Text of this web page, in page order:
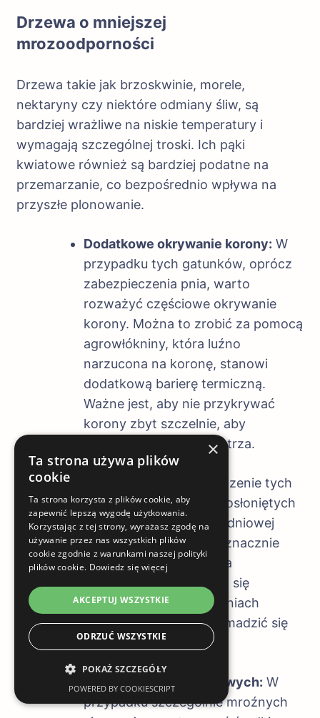
Drzewa o mniejszej
mrozoodporności
Drzewa takie jak brzoskwinie, morele,
nektaryny czy niektóre odmiany śliw, są
bardziej wrażliwe na niskie temperatury i
wymagają szczególnej troski. Ich pąki
kwiatowe również są bardziej podatne na
przemarzanie, co bezpośrednio wpływa na
przyszłe plonowanie.
Dodatkowe okrywanie korony: W
przypadku tych gatunków, oprócz
zabezpieczenia pnia, warto
rozważyć częściowe okrywanie
korony. Można to zrobić za pomocą
agrowłókniny, która luźno
narzucona na koronę, stanowi
dodatkową barierę termiczną.
Ważne jest, aby nie przykrywać
korony zbyt szczelnie, aby
zapewnić dostęp powietrza.
Sadzenie tych
gatunków w miejscach osłoniętych
od wiatru, np. przy południowej
ścianie budynku, może znacznie
zwiększyć ich szanse na
przetrwanie zimy. Unika się
sadzenia ich w zagłębieniach
terenu, gdzie może gromadzić się
zimne powietrze.
Ochrona pąków kwiatowych: W
przypadku szczególnie mroźnych
×
Ta strona używa plików
cookie
Ta strona korzysta z plików cookie, aby
zapewnić lepszą wygodę użytkowania.
Korzystając z tej strony, wyrażasz zgodę na
używanie przez nas wszystkich plików
cookie zgodnie z warunkami naszej polityki
plików cookie. Dowiedz się więcej
AKCEPTUJ WSZYSTKIE
ODRZUĆ WSZYSTKIE
POKAŻ SZCZEGÓŁY
POWERED BY COOKIESCRIPT